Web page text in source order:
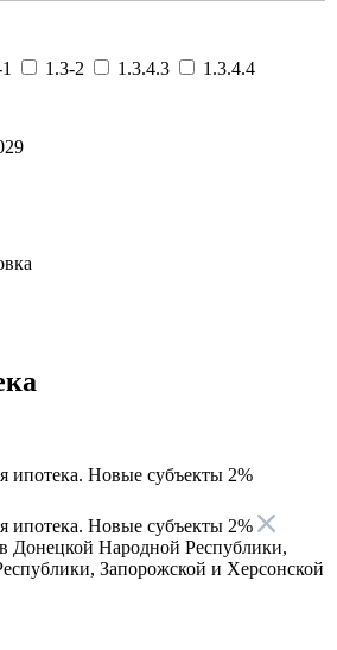
1.3-2 1.3.4.3
1.3.4.4
ипотека. Новые субъекты 2%
ипотека. Новые субъекты 2%
Донецкой Народной Республики,
Запорожской и Херсонской